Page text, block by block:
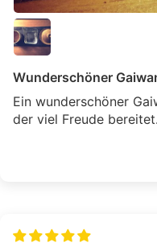
Wunderschöner
Ein wunderschöner
der viel Freude bereitet.